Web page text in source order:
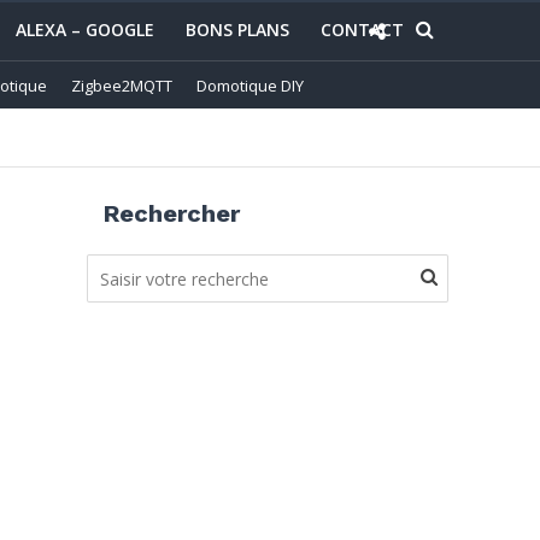
ALEXA – GOOGLE BONS PLANS CONTACT
Zigbee2MQTT Domotique DIY
Rechercher